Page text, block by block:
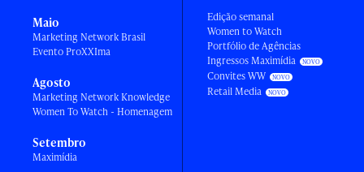
Maio
Marketing Network Brasil
Evento ProXXIma
Agosto
Marketing Network Knowledge
Women To Watch - Homenagem
Setembro
Maximídia
Edição semanal
Women to Watch
Portfólio de Agências
Ingressos Maximídia
Convites WW
Retail Media